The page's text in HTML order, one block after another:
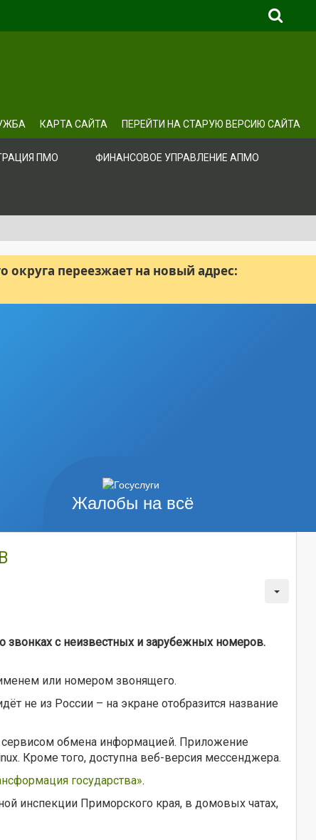
КАРТА САЙТА ПЕРЕЙТИ НА СТАРУЮ ВЕРСИЮ САЙТА
ПМО ФИНАНСОВОЕ УПРАВЛЕНИЕ АПМО
переезжает на новый адрес:
Жалобы на всё
звонках с неизвестных и зарубежных номеров.
или номером звонящего.
не из России – на экране отобразится название
обмена информацией. Приложение
Кроме того, доступна веб-версия мессенджера.
государства».
инспекции Приморского края, в домовых чатах,